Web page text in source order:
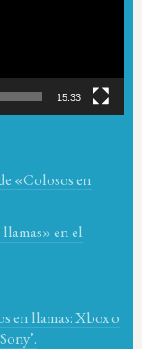
15:33
«Colosos en
en el
en llamas: Xbox o